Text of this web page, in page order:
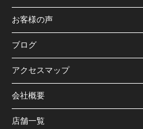
お客様の声
ブログ
アクセスマップ
会社概要
店舗一覧